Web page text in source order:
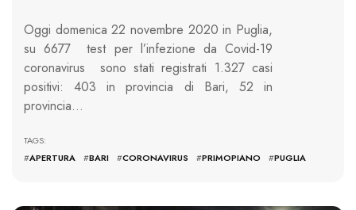
Oggi domenica 22 novembre 2020 in Puglia,
su 6677 test per l’infezione da Covid-19
coronavirus sono stati registrati 1.327 casi
positivi: 403 in provincia di Bari, 52 in
provincia…
TAGS:
#APERTURA #BARI #CORONAVIRUS #PRIMOPIANO #PUGLIA